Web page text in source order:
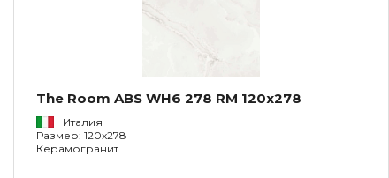
The Room ABS WH6 278 RM 120x278
Италия
Размер: 120x278
Керамогранит